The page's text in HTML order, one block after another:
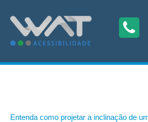
Entenda como projetar a inclinação de